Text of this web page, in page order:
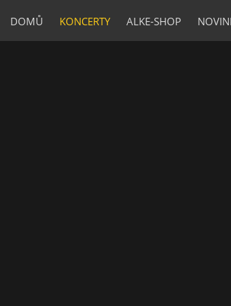
DOMŮ KONCERTY ALKE-SHOP